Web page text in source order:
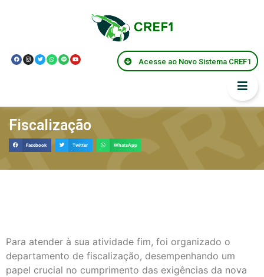
Acesse ao Novo Sistema CREF1
Fiscalização
Facebook Twitter WhatsApp
Para atender à sua atividade fim, foi organizado o
departamento de fiscalização, desempenhando um
papel crucial no cumprimento das exigências da nova